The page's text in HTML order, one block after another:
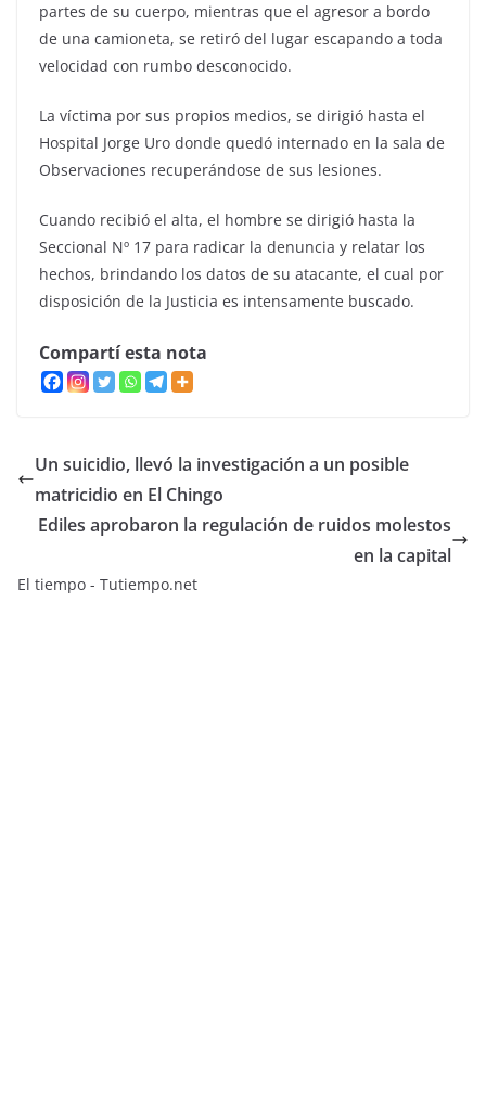
partes de su cuerpo, mientras que el agresor a bordo
de una camioneta, se retiró del lugar escapando a toda
velocidad con rumbo desconocido.
La víctima por sus propios medios, se dirigió hasta el
Hospital Jorge Uro donde quedó internado en la sala de
Observaciones recuperándose de sus lesiones.
Cuando recibió el alta, el hombre se dirigió hasta la
Seccional Nº 17 para radicar la denuncia y relatar los
hechos, brindando los datos de su atacante, el cual por
disposición de la Justicia es intensamente buscado.
Compartí esta nota
Un suicidio, llevó la investigación a un posible
matricidio en El Chingo
Ediles aprobaron la regulación de ruidos molestos
en la capital
El tiempo - Tutiempo.net